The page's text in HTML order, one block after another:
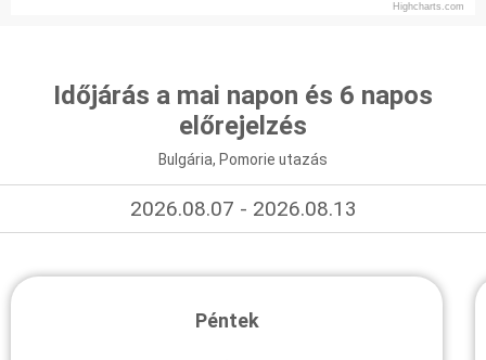
Highcharts.com
Időjárás a mai napon és 6 napos
előrejelzés
Bulgária, Pomorie utazás
2026.08.07 - 2026.08.13
Péntek